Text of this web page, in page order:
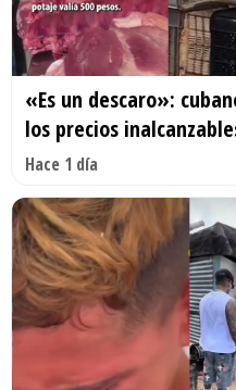
«Es un descaro»:
los precios
Hace 1 día